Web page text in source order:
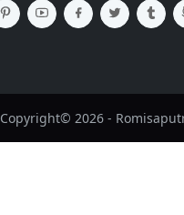
Copyright© 2026 -